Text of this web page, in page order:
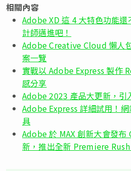
相關內容
Adobe XD 這 4 大特色功能
計師邁進吧！
Adobe Creative Cloud 懶人
案一覽
實戰以 Adobe Express 製作
感分享
Adobe 2023 產品大更新，引
Adobe Express 詳細試用！
具
Adobe 於 MAX 創新大會發
新，推出全新 Premiere Rush